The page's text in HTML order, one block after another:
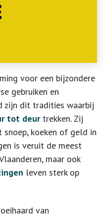
voor een bijzondere
gebruiken en
zijn dit tradities waarbij
tot deurtrekken. Zij
koeken of geld in
is veruit de meest
maar ook
leven sterk op
van